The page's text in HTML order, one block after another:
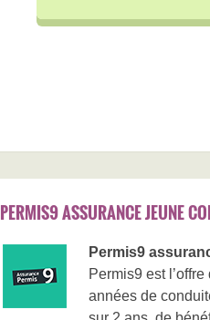
PERMIS9 ASSURANCE JEUNE
Permis9
Permis9 est
années de